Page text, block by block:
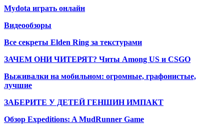
Mydota играть онлайн
Видеообзоры
Все секреты Elden Ring за текстурами
ЗАЧЕМ ОНИ ЧИТЕРЯТ? Читы Among US и CSGO
Выживалки на мобильном: огромные, графонистые,
лучшие
ЗАБЕРИТЕ У ДЕТЕЙ ГЕНШИН ИМПАКТ
Обзор Expeditions: A MudRunner Game